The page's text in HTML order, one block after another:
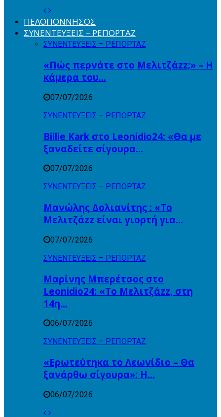
ΠΕΛΟΠΟΝΝΗΣΟΣ
ΣΥΝΕΝΤΕΥΞΕΙΣ – ΡΕΠΟΡΤΑΖ
ΣΥΝΕΝΤΕΥΞΕΙΣ – ΡΕΠΟΡΤΑΖ
«Πώς περνάτε στο Μελιτζάzz;» – Η
κάμερα του…
07/07/2026
ΣΥΝΕΝΤΕΥΞΕΙΣ – ΡΕΠΟΡΤΑΖ
Billie Kark στο Leonidio24: «Θα με
ξαναδείτε σίγουρα…
07/07/2026
ΣΥΝΕΝΤΕΥΞΕΙΣ – ΡΕΠΟΡΤΑΖ
Μανώλης Δολιανίτης : «Το
Μελιτζάzz είναι γιορτή για…
07/07/2026
ΣΥΝΕΝΤΕΥΞΕΙΣ – ΡΕΠΟΡΤΑΖ
Μαρίνης Μπερέτσος στο
Leonidio24: «Το Μελιτζάzz, στη
14η…
06/07/2026
ΣΥΝΕΝΤΕΥΞΕΙΣ – ΡΕΠΟΡΤΑΖ
«Ερωτεύτηκα το Λεωνίδιο – Θα
ξανάρθω σίγουρα»: Η…
06/07/2026